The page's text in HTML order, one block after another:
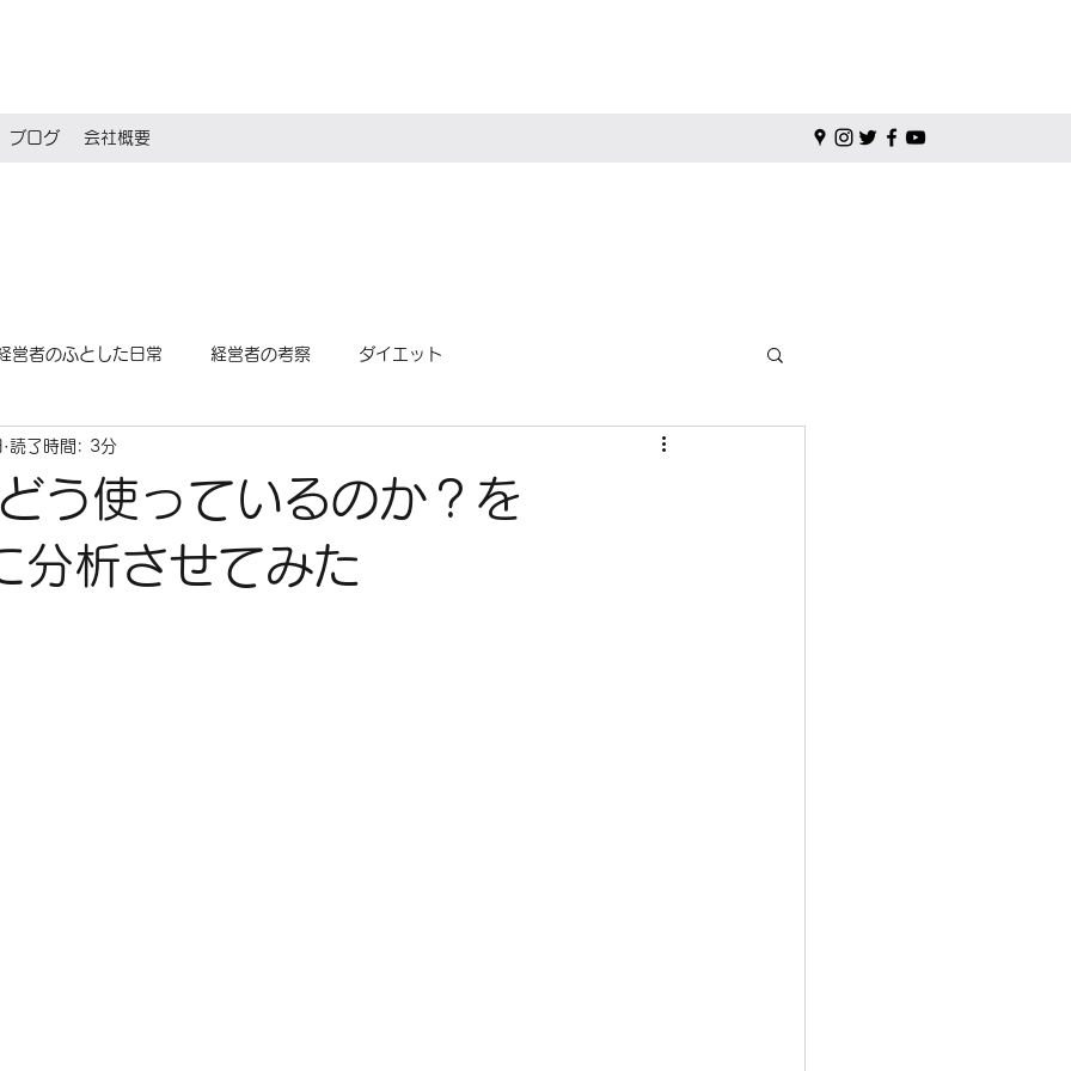
ブログ 会社概要
営者のふとした日常 経営者の考察 ダイエット
う使っているのか？を
析させてみた
読了時間: 3分